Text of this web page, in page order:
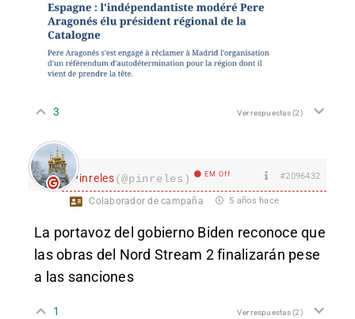
3 Ver respuestas(2)
Pinreles(@pinreles) EM Off #2096432
Colaborador de campaña 5 años hace
La portavoz del gobierno Biden reconoce que
las obras del Nord Stream 2 finalizarán pese
a las sanciones
1 Ver respuestas(2)